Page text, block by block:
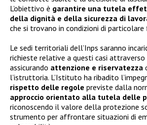
L’obiettivo è garantire una tutela
della dignità e della sicurezza di
che si trovano in condizioni di
Le sedi territoriali dell’Inps saranno
richieste relative a questi casi attraverso
assicurando attenzione e riservatezza
l’istruttoria. L’Istituto ha ribadito
rispetto delle regole previste dalla
approccio orientato alla tutela delle
riconoscendo il valore della protezione
strumento per affrontare situazioni di